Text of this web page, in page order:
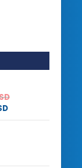
Raspon
od
Raspon
cena:
2,832.00 RSD